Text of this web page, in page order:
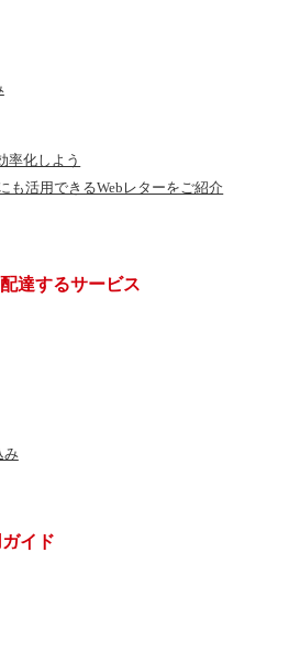
率化しよう
も活用できるWebレターをご紹介
達するサービス
み
イド